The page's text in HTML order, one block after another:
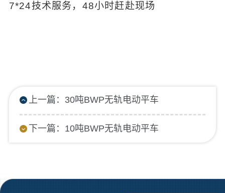
7*24技术服务，48小时赶赴现场
上一篇：30吨BWP无轨电动平车
下一篇：10吨BWP无轨电动平车